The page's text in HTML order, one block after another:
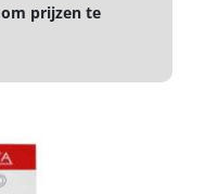
om prijzen te